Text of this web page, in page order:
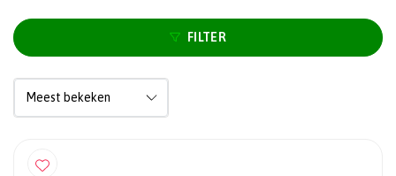
FILTER